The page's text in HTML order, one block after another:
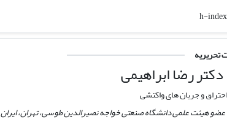
h-
تحریریه
دکتر رضا ابراهیمی
احتراق و جریان های واکنشی
عضو هیئت علمی دانشگاه صنعتی خواجه نصیرالدین طوسی، تهران، ایران